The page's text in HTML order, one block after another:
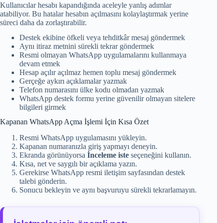
Kullanıcılar hesabı kapandığında aceleyle yanlış adımlar
atabiliyor. Bu hatalar hesabın açılmasını kolaylaştırmak yerine
süreci daha da zorlaştırabilir.
Destek ekibine öfkeli veya tehditkâr mesaj göndermek
Aynı itiraz metnini sürekli tekrar göndermek
Resmi olmayan WhatsApp uygulamalarını kullanmaya
devam etmek
Hesap açılır açılmaz hemen toplu mesaj göndermek
Gerçeğe aykırı açıklamalar yazmak
Telefon numarasını ülke kodu olmadan yazmak
WhatsApp destek formu yerine güvenilir olmayan sitelere
bilgileri girmek
Kapanan WhatsApp Açma İşlemi İçin Kısa Özet
Resmi WhatsApp uygulamasını yükleyin.
Kapanan numaranızla giriş yapmayı deneyin.
Ekranda görünüyorsa İnceleme iste seçeneğini kullanın.
Kısa, net ve saygılı bir açıklama yazın.
Gerekirse WhatsApp resmi iletişim sayfasından destek
talebi gönderin.
Sonucu bekleyin ve aynı başvuruyu sürekli tekrarlamayın.